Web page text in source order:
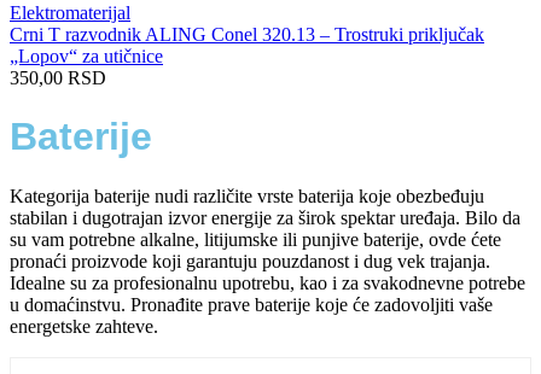
Elektromaterijal
Crni T razvodnik ALING Conel 320.13 – Trostruki priključak
„Lopov“ za utičnice
350,00 RSD
Baterije
Kategorija baterije nudi različite vrste baterija koje obezbeđuju
stabilan i dugotrajan izvor energije za širok spektar uređaja. Bilo da
su vam potrebne alkalne, litijumske ili punjive baterije, ovde ćete
pronaći proizvode koji garantuju pouzdanost i dug vek trajanja.
Idealne su za profesionalnu upotrebu, kao i za svakodnevne potrebe
u domaćinstvu. Pronađite prave baterije koje će zadovoljiti vaše
energetske zahteve.